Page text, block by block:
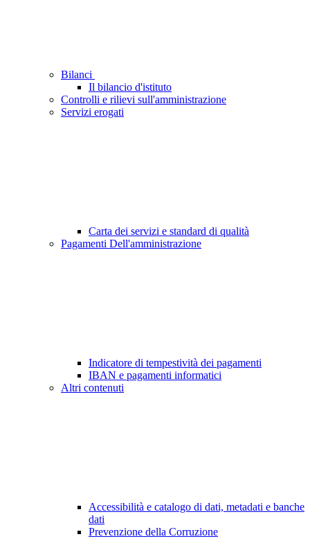
Bilanci
Il bilancio d'istituto
Controlli e rilievi sull'amministrazione
Servizi erogati
Carta dei servizi e standard di qualità
Pagamenti Dell'amministrazione
Indicatore di tempestività dei pagamenti
IBAN e pagamenti informatici
Altri contenuti
Accessibilità e catalogo di dati, metadati e banche
dati
Prevenzione della Corruzione